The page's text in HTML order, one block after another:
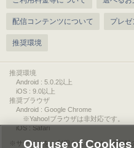
配信コンテンツについて プレ
推奨環境
推奨環境
Android : 5.0.2以上
iOS : 9.0以上
推奨ブラウザ
Android : Google Chrome
※Yahoo!ブラウザは非対応です。
iOS : Safari
サービスをご利用されるには、情報料
Our use of Cookies